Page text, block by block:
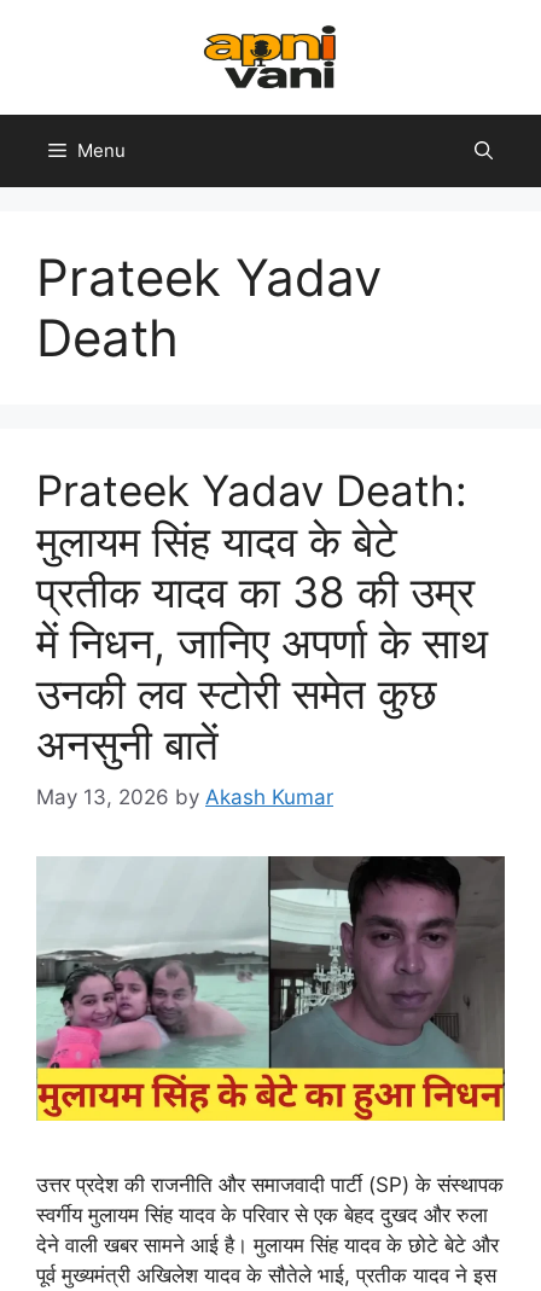
Menu
Prateek Yadav
Death
Prateek Yadav Death:
मुलायम सिंह यादव के बेटे
प्रतीक यादव का 38 की उम्र
में निधन, जानिए अपर्णा के साथ
उनकी लव स्टोरी समेत कुछ
अनसुनी बातें
May 13, 2026 by Akash Kumar
उत्तर प्रदेश की राजनीति और समाजवादी पार्टी (SP) के संस्थापक
स्वर्गीय मुलायम सिंह यादव के परिवार से एक बेहद दुखद और रुला
देने वाली खबर सामने आई है। मुलायम सिंह यादव के छोटे बेटे और
पूर्व मुख्यमंत्री अखिलेश यादव के सौतेले भाई, प्रतीक यादव ने इस